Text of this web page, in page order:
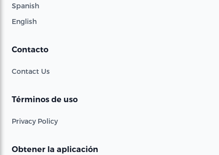
Spanish
English
Contacto
Contact Us
Términos de uso
Privacy Policy
Obtener la aplicación